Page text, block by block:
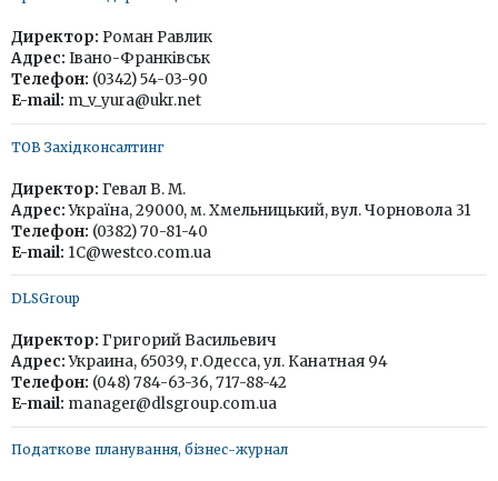
Директор: Роман Равлик
Адрес: Івано-Франківськ
Телефон: (0342) 54-03-90
E-mail: m_v_yura@ukr.net
ТОВ Західконсалтинг
Директор: Гевал В. М.
Адрес:Україна, 29000, м. Хмельницький, вул. Чорновола 31
Телефон: (0382) 70-81-40
E-mail: 1C@westco.com.ua
DLSGroup
Директор: Григорий Васильевич
Адрес:Украина, 65039, г.Одесса, ул. Канатная 94
Телефон: (048) 784-63-36, 717-88-42
E-mail: manager@dlsgroup.com.ua
Податкове планування, бізнес-журнал